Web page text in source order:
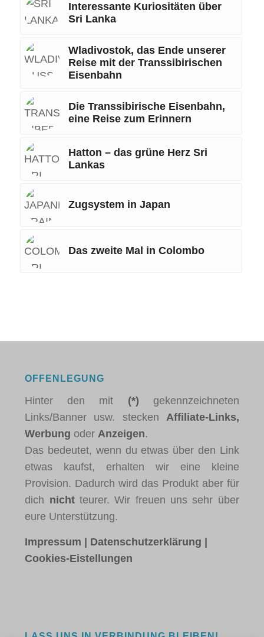
Interessante Kuriositäten über
Sri Lanka
Wladivostok, das Ende unserer
Reise mit der Transsibirischen
Eisenbahn
Die Transsibirische Eisenbahn,
eine Reise zum Erinnern
Hatton – das grüne Herz Sri
Lankas
Zugsystem in Japan
Das zweite Mal in Colombo
OFFENLEGUNG
Hinter den mit (*) gekennzeichneten
Links/Banner usw. stecken Affiliate-Links,
Werbung oderAnzeigen.
Das bedeutet, wenn du etwas über den Link
etwas kaufst, erhalten wir eine kleine
Provision. Dadurch wird das Produkt aber für
dich nichtteurer. Wir freuen uns sehr über
eure Unterstützung.
Impressum Datenschutzerklärung
Cookies-Eistellungen